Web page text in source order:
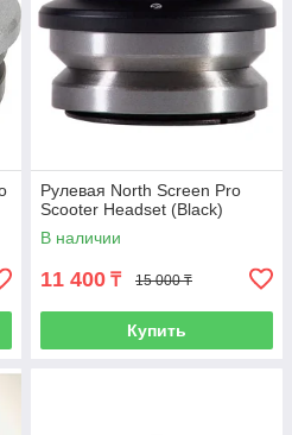
Рулевая North Screen Pro
Scooter Headset (Black)
В наличии
11 400 ₸ 15 000 ₸
Купить